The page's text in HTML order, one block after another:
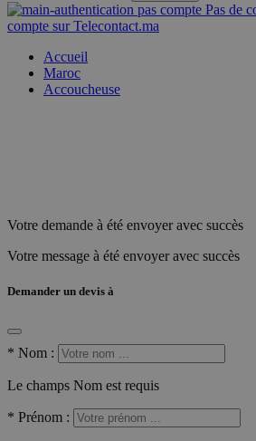
Pas de
compte sur Telecontact.ma
Accueil
Maroc
Accoucheuse
Votre demande à été envoyer avec succès
Votre message à été envoyer avec succès
Demander un devis à
* Nom :
Le champs Nom est requis
* Prénom :